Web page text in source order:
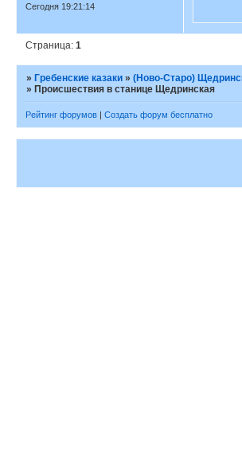
Сегодня 19:21:14
Страница:1
» Гребенские казаки »(Ново-Старо)
» Происшествия в станице Щедринская
Рейтинг форумов | Создать форум бесплатно